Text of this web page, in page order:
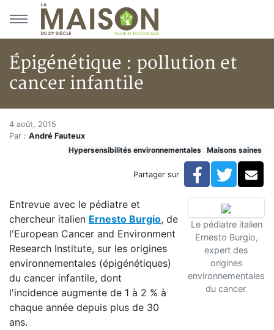
Aller au menu principal
Aller au contenu principal
Épigénétique : pollution et
cancer infantile
Accueil
Articles
Maisons saines
Hypersensibilités environnementales
Épigénétique : pollution et cancer infantile
Épigénétique : pollution et
4 août, 2015
Par : André Fauteux
Hypersensibilités environnementales
Maisons saines
Partager sur Facebook
Le pédiatre italien
Ernesto Burgio,
expert des
origines
environnementales
du cancer.
Entrevue avec le pédiatre et
chercheur italien Ernesto Burgio, de
l'European Cancer and Environment
Research Institute, sur les origines
environnementales (épigénétiques)
du cancer infantile, dont
l'incidence augmente de 1 à 2 % à
chaque année depuis plus de 30
ans.